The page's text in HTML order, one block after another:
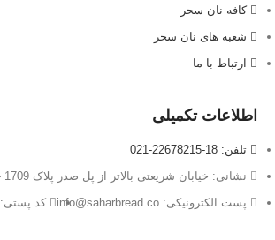
کافه نان سحر
شعبه های نان سحر
ارتباط با ما
اطلاعات تکمیلی
تلفن: 18-22678215-021
نشانی: خیابان شریعتی بالاتر از پل صدر پلاک 1709 - ساختمان سحر
پست الکترونیکی: info@saharbread.co
کد پستی: 1931653111